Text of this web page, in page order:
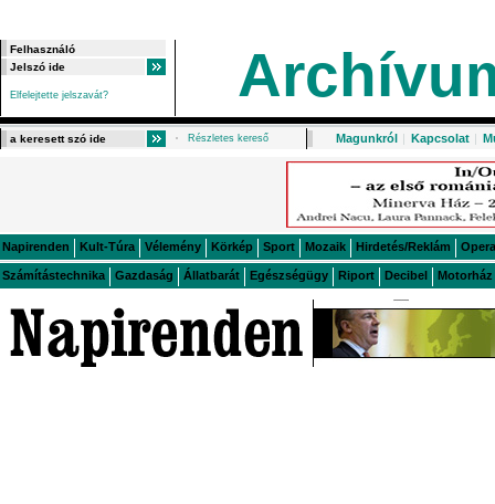
Elfelejtette jelszavát?
Részletes kereső Magunkról | Kapcsolat |
Napirenden Kult-Túra Vélemény Körkép Sport Mozaik Hirdetés/Reklám Opera
Számítástechnika Gazdaság Állatbarát Egészségügy Riport Decibel Motorház